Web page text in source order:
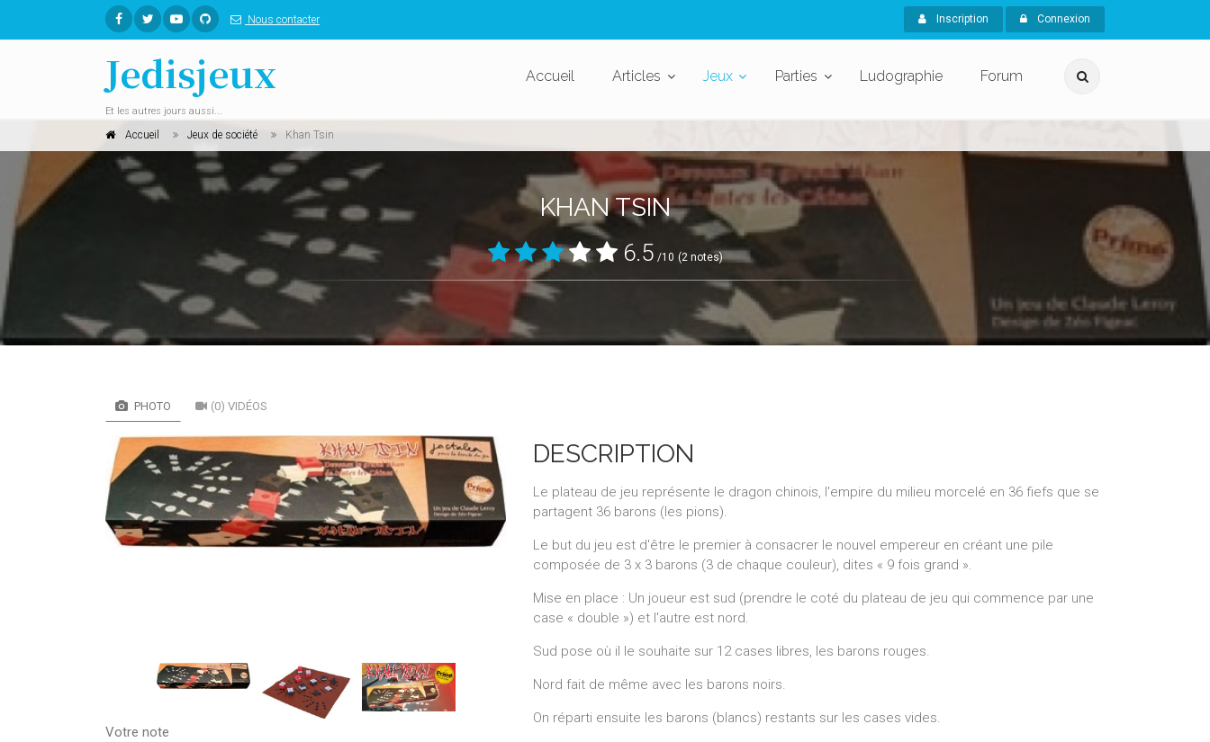
Nous contacter Inscription Connexion
Jedisjeux
Et les autres jours aussi...
Accueil Articles Jeux Parties Ludographie Forum
Accueil Jeux de société Khan Tsin
KHAN TSIN
6.5 /10 (2 notes)
PHOTO (0) VIDÉOS
Votre note
DESCRIPTION
Le plateau de jeu représente le dragon chinois, l'empire du milieu morcelé en 36 fiefs que se
partagent 36 barons (les pions).
Le but du jeu est d'être le premier à consacrer le nouvel empereur en créant une pile
composée de 3 x 3 barons (3 de chaque couleur), dites « 9 fois grand ».
Mise en place : Un joueur est sud (prendre le coté du plateau de jeu qui commence par une
case « double ») et l'autre est nord.
Sud pose où il le souhaite sur 12 cases libres, les barons rouges.
Nord fait de même avec les barons noirs.
On réparti ensuite les barons (blancs) restants sur les cases vides.